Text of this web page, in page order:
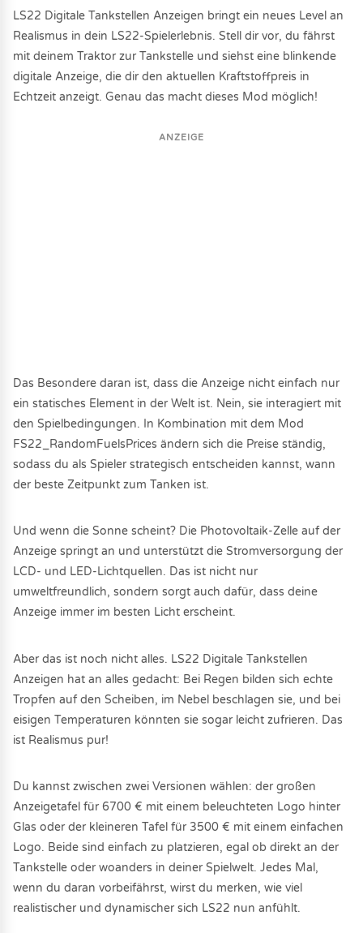
LS22 Digitale Tankstellen Anzeigen bringt ein neues Level an
Realismus in dein LS22-Spielerlebnis. Stell dir vor, du fährst
mit deinem Traktor zur Tankstelle und siehst eine blinkende
digitale Anzeige, die dir den aktuellen Kraftstoffpreis in
Echtzeit anzeigt. Genau das macht dieses Mod möglich!
ANZEIGE
Das Besondere daran ist, dass die Anzeige nicht einfach nur
ein statisches Element in der Welt ist. Nein, sie interagiert mit
den Spielbedingungen. In Kombination mit dem Mod
FS22_RandomFuelsPrices ändern sich die Preise ständig,
sodass du als Spieler strategisch entscheiden kannst, wann
der beste Zeitpunkt zum Tanken ist.
Und wenn die Sonne scheint? Die Photovoltaik-Zelle auf der
Anzeige springt an und unterstützt die Stromversorgung der
LCD- und LED-Lichtquellen. Das ist nicht nur
umweltfreundlich, sondern sorgt auch dafür, dass deine
Anzeige immer im besten Licht erscheint.
Aber das ist noch nicht alles. LS22 Digitale Tankstellen
Anzeigen hat an alles gedacht: Bei Regen bilden sich echte
Tropfen auf den Scheiben, im Nebel beschlagen sie, und bei
eisigen Temperaturen könnten sie sogar leicht zufrieren. Das
ist Realismus pur!
Du kannst zwischen zwei Versionen wählen: der großen
Anzeigetafel für 6700 € mit einem beleuchteten Logo hinter
Glas oder der kleineren Tafel für 3500 € mit einem einfachen
Logo. Beide sind einfach zu platzieren, egal ob direkt an der
Tankstelle oder woanders in deiner Spielwelt. Jedes Mal,
wenn du daran vorbeifährst, wirst du merken, wie viel
realistischer und dynamischer sich LS22 nun anfühlt.